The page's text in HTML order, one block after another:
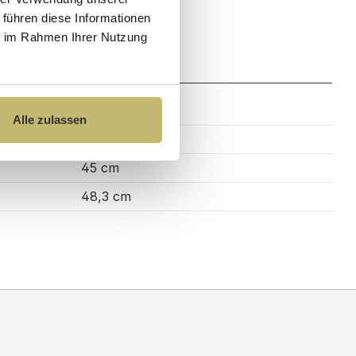
diese Informationen
Rahmen Ihrer Nutzung
Alle zulassen
45 cm
48,3 cm